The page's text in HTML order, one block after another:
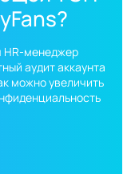
HR-менеджер
аудит аккаунта
можно увеличить